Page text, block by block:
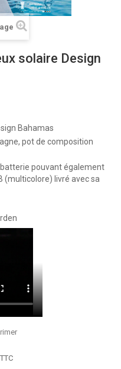
solaire Design
Bahamas
pot de composition
pouvant également
(multicolore) livré avec sa